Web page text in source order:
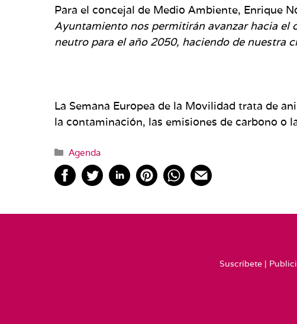
Para el concejal de Medio Ambiente, Enrique
Ayuntamiento nos permitirán avanzar hacia
neutro para el año 2050, haciendo de nuestra
La Semana Europea de la Movilidad trata de
la contaminación, las emisiones de carbono o
Categorías
Agenda
Suscríbete|